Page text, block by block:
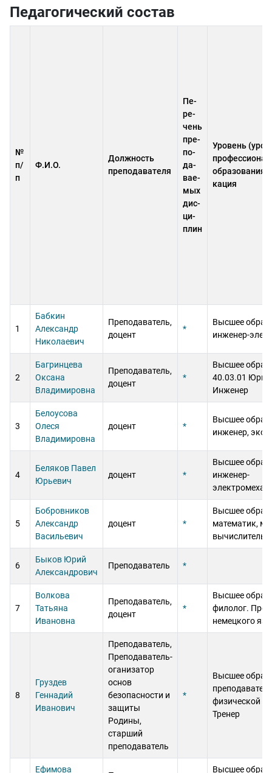
Педагогический состав
№
п/
п
Ф.И.О.
Дол­жность
пре­по­да­ва­теля
Пе­
ре­
чень
пре­
по­
да­
ва­е­
мых
дис­
ци­
плин
Уро­вень
ка­ция
1
Бабкин
Александр
Николаевич
Преподаватель,
доцент
*
Высшее
инженер-
2
Багринцева
Оксана
Владимировна
Преподаватель,
доцент
*
Высшее
40.03.01
Инженер
3
Белоусова
Олеся
Владимировна
доцент *
Высшее
инженер,
4
Беляков Павел
Юрьевич
доцент *
Высшее
инженер-
5
Бобровников
Александр
Васильевич
доцент *
Высшее
математик,
вычислитель
6
Быков Юрий
Александрович
Преподаватель *
7
Волкова
Татьяна
Ивановна
Преподаватель,
доцент
*
Высшее
филолог.
немецкого
8
Груздев
Геннадий
Иванович
Преподаватель,
Преподаватель-
оганизатор
основ
безопасности и
защиты
Родины,
старший
преподаватель
*
Высшее
физической
Тренер
Ефимова Высшее